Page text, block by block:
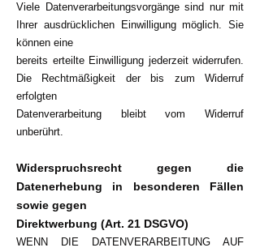
Viele Datenverarbeitungsvorgänge sind nur mit
Ihrer ausdrücklichen Einwilligung möglich. Sie
können eine
bereits erteilte Einwilligung jederzeit widerrufen.
Die Rechtmäßigkeit der bis zum Widerruf
erfolgten
Datenverarbeitung bleibt vom Widerruf
unberührt.
Widerspruchsrecht gegen die
Datenerhebung in besonderen Fällen
sowie gegen
Direktwerbung (Art. 21 DSGVO)
WENN DIE DATENVERARBEITUNG AUF